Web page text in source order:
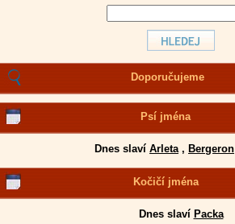
Doporučujeme
Psí jména
Dnes slaví Arleta, Bergeron
Kočičí jména
Dnes slaví Packa